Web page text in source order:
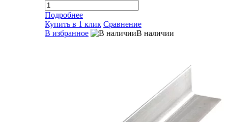
Подробнее
Купить в 1 клик Сравнение
В избранное
В наличии